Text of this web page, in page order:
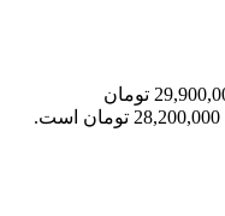
قیمت اصلی 29,900,000 تومان